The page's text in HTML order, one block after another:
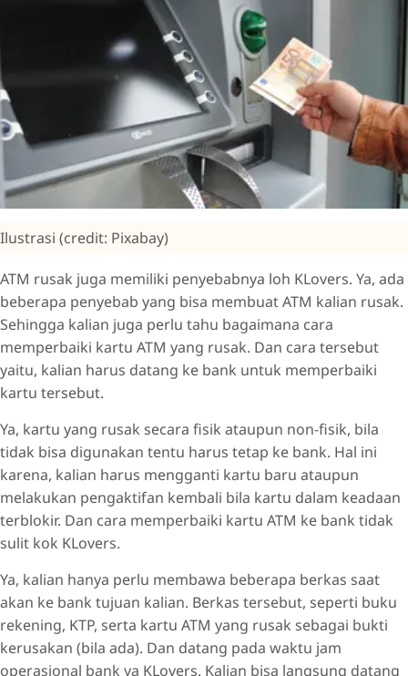
Ilustrasi (credit: Pixabay)
ATM rusak juga memiliki penyebabnya loh KLovers. Ya, ada
beberapa penyebab yang bisa membuat ATM kalian rusak.
Sehingga kalian juga perlu tahu bagaimana cara
memperbaiki kartu ATM yang rusak. Dan cara tersebut
yaitu, kalian harus datang ke bank untuk memperbaiki
kartu tersebut.
Ya, kartu yang rusak secara fisik ataupun non-fisik, bila
tidak bisa digunakan tentu harus tetap ke bank. Hal ini
karena, kalian harus mengganti kartu baru ataupun
melakukan pengaktifan kembali bila kartu dalam keadaan
terblokir. Dan cara memperbaiki kartu ATM ke bank tidak
sulit kok KLovers.
Ya, kalian hanya perlu membawa beberapa berkas saat
akan ke bank tujuan kalian. Berkas tersebut, seperti buku
rekening, KTP, serta kartu ATM yang rusak sebagai bukti
kerusakan (bila ada). Dan datang pada waktu jam
operasional bank ya KLovers. Kalian bisa langsung datang